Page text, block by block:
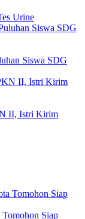
Urine
Siswa SDG
II, Istri Kirim
Siap